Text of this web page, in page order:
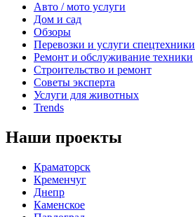
Авто / мото услуги
Дом и сад
Обзоры
Перевозки и услуги спецтехники
Ремонт и обслуживание техники
Строительство и ремонт
Советы эксперта
Услуги для животных
Trends
Наши проекты
Краматорск
Кременчуг
Днепр
Каменское